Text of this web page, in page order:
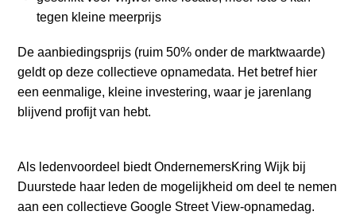
tegen kleine meerprijs
De aanbiedingsprijs (ruim 50% onder de marktwaarde)
geldt op deze collectieve opnamedata. Het betref hier
een eenmalige, kleine investering, waar je jarenlang
blijvend profijt van hebt.
Als ledenvoordeel biedt OndernemersKring Wijk bij
Duurstede haar leden de mogelijkheid om deel te nemen
aan een collectieve Google Street View-opnamedag.